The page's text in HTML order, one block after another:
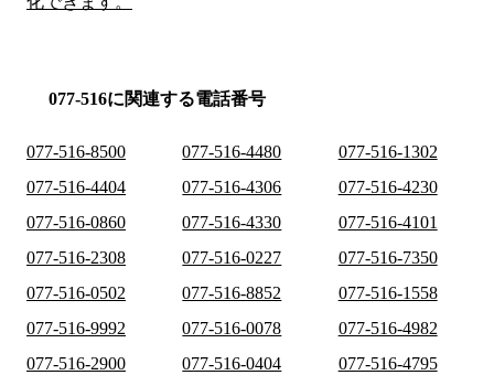
077-516に関連する電話番号
077-516-8500 077-516-4480
077-516-1302
077-516-4404
077-516-4306
077-516-4230
077-516-0860
077-516-4330
077-516-4101
077-516-2308
077-516-0227
077-516-7350
077-516-0502
077-516-8852
077-516-1558
077-516-9992
077-516-0078
077-516-4982
077-516-2900
077-516-0404
077-516-4795